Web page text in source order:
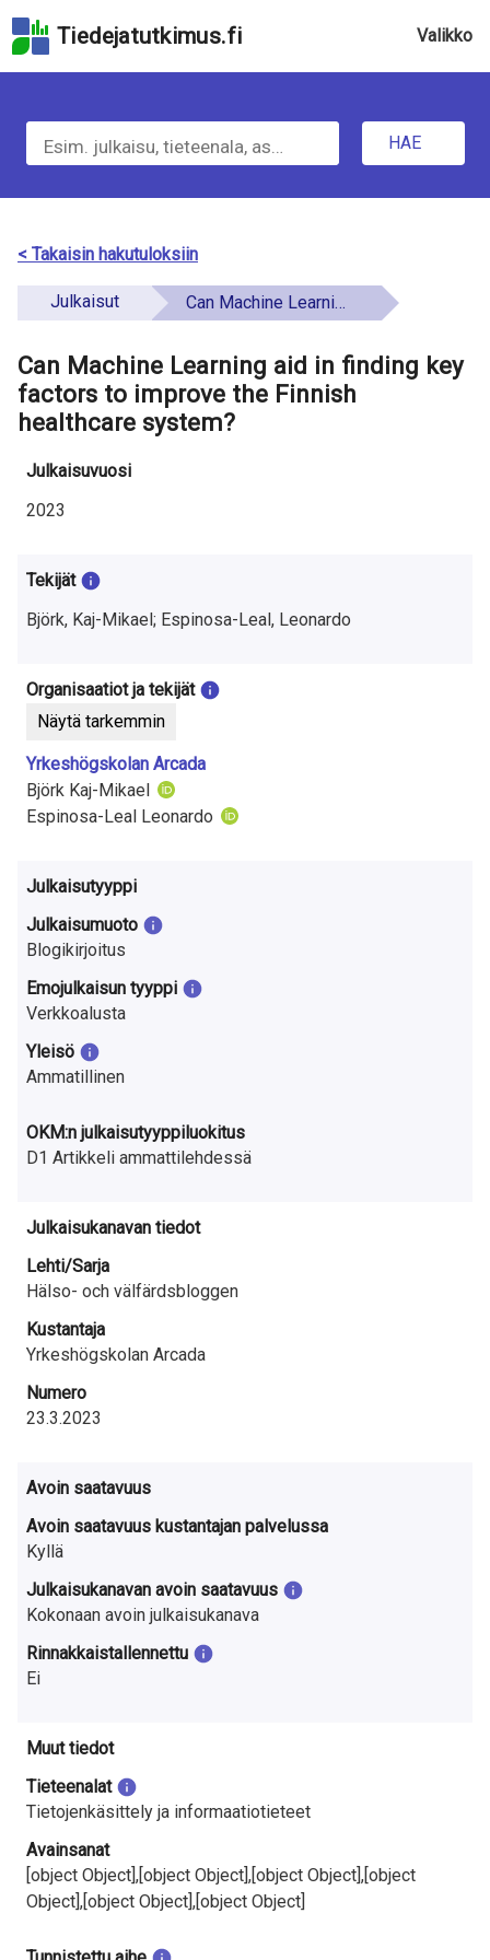
hakukenttään
pääsisältöön
Hyppää
saavutettavuusselosteeseen
Tiedejatutkimus.fi Valikko
e
H
a
e
t
t
o
a
t
t
k
m
u
k
s
e
s
t
a
S
u
o
m
s
s
a
HAE
< Takaisin hakutuloksiin
Julkaisut Can Machine Learning aid in finding key factors to improve the Finnish healthcare system?
Can Machine Learning aid in finding key
factors to improve the Finnish
healthcare system?
Julkaisuvuosi
2023
Tekijät
Björk, Kaj-Mikael; Espinosa-Leal, Leonardo
Organisaatiot ja tekijät
Näytä tarkemmin
Yrkeshögskolan Arcada
Björk Kaj-Mikael
Espinosa-Leal Leonardo
Julkaisutyyppi
Julkaisumuoto
Blogikirjoitus
Emojulkaisun tyyppi
Verkkoalusta
Yleisö
Ammatillinen
OKM:n julkaisutyyppiluokitus
D1 Artikkeli ammattilehdessä
Julkaisukanavan tiedot
Lehti/Sarja
Hälso- och välfärdsbloggen
Kustantaja
Yrkeshögskolan Arcada
Numero
23.3.2023
Avoin saatavuus
Avoin saatavuus kustantajan palvelussa
Kyllä
Julkaisukanavan avoin saatavuus
Kokonaan avoin julkaisukanava
Rinnakkaistallennettu
Ei
Muut tiedot
Tieteenalat
Tietojenkäsittely ja informaatiotieteet
Avainsanat
[object Object],[object Object],[object Object],[object
Object],[object Object],[object Object]